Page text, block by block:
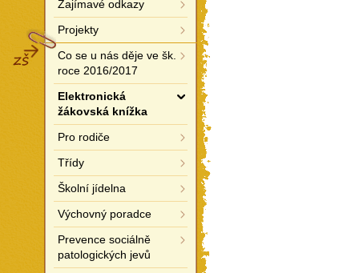
Zajímavé odkazy
Projekty
Co se u nás děje ve šk.
roce 2016/2017
Elektronická
žákovská knížka
Pro rodiče
Třídy
Školní jídelna
Výchovný poradce
Prevence sociálně
patologických jevů